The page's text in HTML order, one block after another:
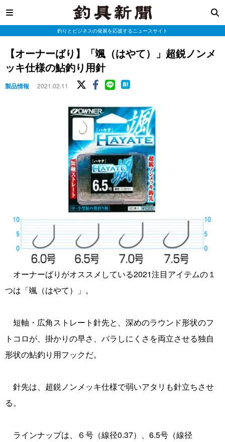
釣りとビジネスの発展を応援するニュースサイト
【オーナーばり】「颯（はやて）」超鋭ノンメ
ッキ仕様の鮎釣り用針
製品情報 2021.02.11
オーナーばりがオススメしている2021注目アイテムの１
つは「颯（はやて）」。
短軸・広角ストレート針先と、深めのラウンド形状のフ
トコロが、掛かりの早さ、バラしにくさを両立させる独自
形状の鮎釣り用フックだ。
針先は、超鋭ノンメッキ仕様で弱いアタリも針立ちさせ
る。
ラインナップは、６号（線径0.37）、6.5号（線径